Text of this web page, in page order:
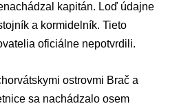
kapitán. Loď údajne
a kormidelník. Tieto
oficiálne nepotvrdili.
ostrovmi Brač a
sa nachádzalo osem